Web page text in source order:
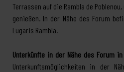
Terrassen auf die Rambla de
genießen. In der Nähe des Forum
Lugaris Rambla.
Unterkünfte in der Nähe des Forum
Unterkunftsmöglichkeiten in der